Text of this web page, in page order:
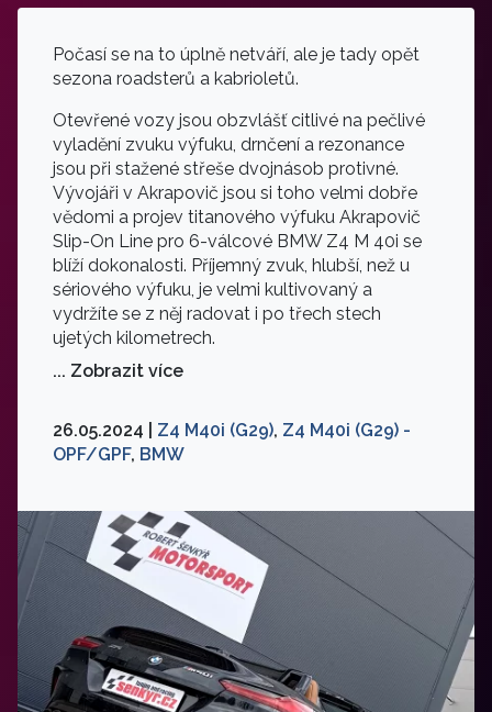
Počasí se na to úplně netváří, ale je tady opět
sezona roadsterů a kabrioletů.
Otevřené vozy jsou obzvlášť citlivé na pečlivé
vyladění zvuku výfuku, drnčení a rezonance
jsou při stažené střeše dvojnásob protivné.
Vývojáři v Akrapovič jsou si toho velmi dobře
vědomi a projev titanového výfuku Akrapovič
Slip-On Line pro 6-válcové BMW Z4 M 40i se
blíží dokonalosti. Příjemný zvuk, hlubší, než u
sériového výfuku, je velmi kultivovaný a
vydržíte se z něj radovat i po třech stech
ujetých kilometrech.
... Zobrazit více
26.05.2024 | Z4 M40i (G29), Z4 M40i (G29) -
OPF/GPF, BMW